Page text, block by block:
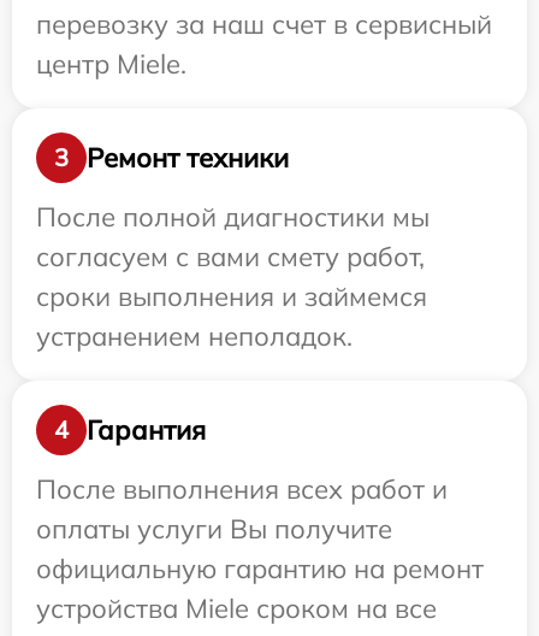
перевозку за наш счет в сервисный
центр Miele.
3
Ремонт техники
После полной диагностики мы
согласуем с вами смету работ,
сроки выполнения и займемся
устранением неполадок.
4
Гарантия
После выполнения всех работ и
оплаты услуги Вы получите
официальную гарантию на ремонт
устройства Miele сроком на все